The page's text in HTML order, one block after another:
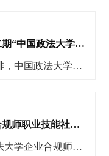
关于公布2026年第二期“中国政法大学企业合规师职业技能 社会评价等级培训证书”考试成绩的通知
各位考生： 根据安排，中国政法大学企业合规师职业技能社会评价等级培训证书2026年第二期考试已完成阅卷、审核工作，现将考试成绩及证书发放事宜予以公布。具体事项如下：
中国政法大学企业合规师职业技能社会评价等级培训证书考试通知（第二期）
各位考生： 中国政法大学企业合规师职业技能社会评价等级培训证书考试（第二期）定于2026年6月27日（周六）下午14:30-16:30（2小时）举行，采用网络远程考试方式。现将考试的有关事项通知如下：